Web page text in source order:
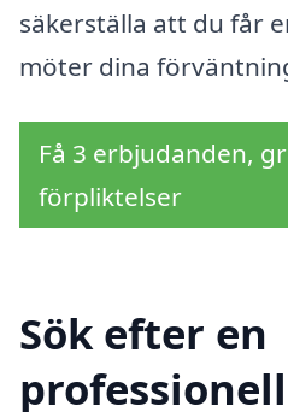
säkerställa att du får
möter dina
Få 3 erbjudanden,
förpliktelser
Sök efter en